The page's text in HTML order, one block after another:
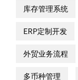
库存管理系统
ERP定制开发
外贸业务流程
多币种管理